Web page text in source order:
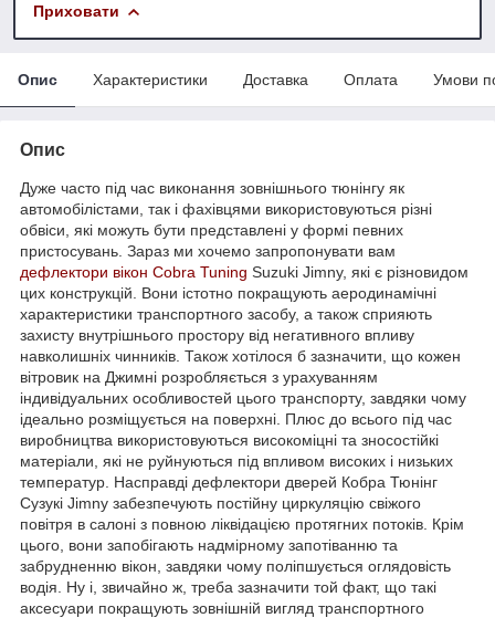
Приховати
Опис Характеристики Доставка Оплата Умови
Опис
Дуже часто під час виконання зовнішнього тюнінгу як
автомобілістами, так і фахівцями використовуються різні
обвіси, які можуть бути представлені у формі певних
пристосувань. Зараз ми хочемо запропонувати вам
дефлектори вікон Cobra Tuning Suzuki Jimny, які є різновидом
цих конструкцій. Вони істотно покращують аеродинамічні
характеристики транспортного засобу, а також сприяють
захисту внутрішнього простору від негативного впливу
навколишніх чинників. Також хотілося б зазначити, що кожен
вітровик на Джимні розробляється з урахуванням
індивідуальних особливостей цього транспорту, завдяки чому
ідеально розміщується на поверхні. Плюс до всього під час
виробництва використовуються високоміцні та зносостійкі
матеріали, які не руйнуються під впливом високих і низьких
температур. Насправді дефлектори дверей Кобра Тюнінг
Сузукі Jimny забезпечують постійну циркуляцію свіжого
повітря в салоні з повною ліквідацією протягних потоків. Крім
цього, вони запобігають надмірному запотіванню та
забрудненню вікон, завдяки чому поліпшується оглядовість
водія. Ну і, звичайно ж, треба зазначити той факт, що такі
аксесуари покращують зовнішній вигляд транспортного